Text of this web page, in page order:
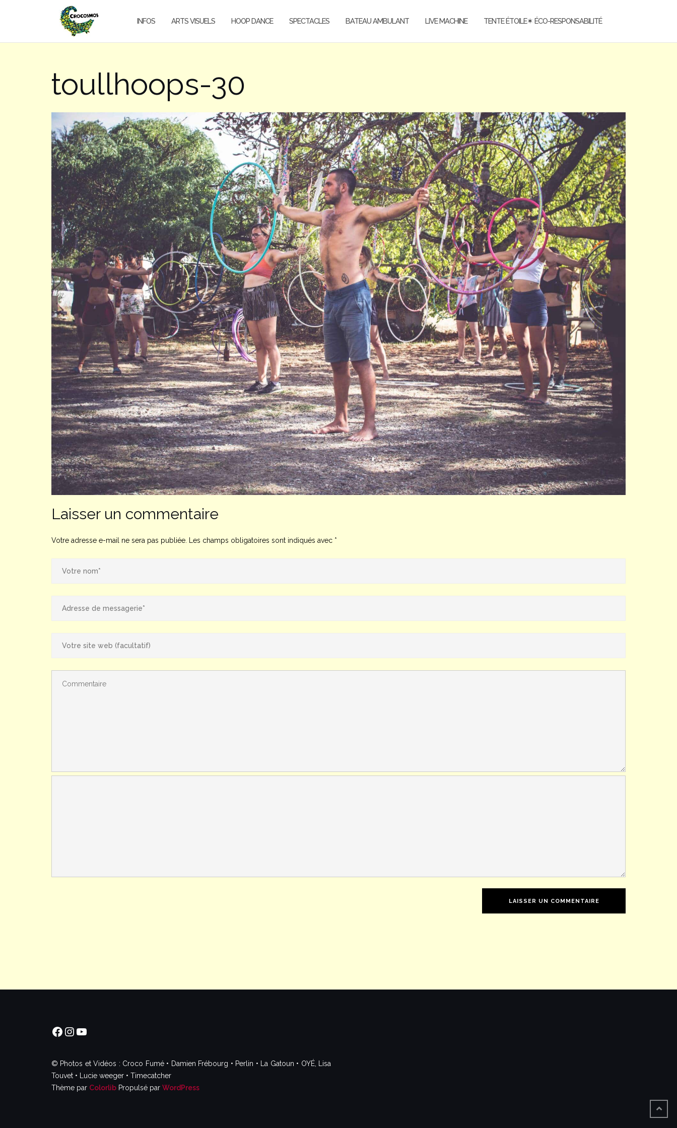
INFOS ARTS VISUELS HOOP DANCE SPECTACLES BATEAU AMBULANT LIVE MACHINE TENTE ÉTOILE✶ ÉCO-RESPONSABILITÉ
toullhoops-30
Laisser un commentaire
Votre adresse e-mail ne sera pas publiée. Les champs obligatoires sont indiqués avec *
Facebook
Instagram
YouTube
© Photos et Vidéos : Croco Fumé • Damien Frébourg • Perlin • La Gatoun • OYÉ, Lisa
Touvet • Lucie weeger • Timecatcher
Thème par Colorlib Propulsé par WordPress